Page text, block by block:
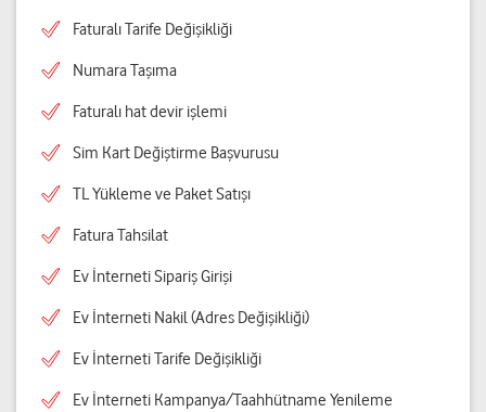
Faturalı Tarife Değişikliği
Numara Taşıma
Faturalı hat devir işlemi
Sim Kart Değiştirme Başvurusu
TL Yükleme ve Paket Satışı
Fatura Tahsilat
Ev İnterneti Sipariş Girişi
Ev İnterneti Nakil (Adres Değişikliği)
Ev İnterneti Tarife Değişikliği
Ev İnterneti Kampanya/Taahhütname Yenileme